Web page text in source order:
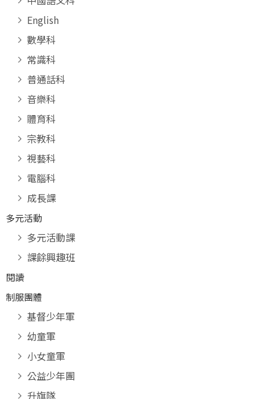
English
數學科
常識科
普通話科
音樂科
體育科
宗教科
視藝科
電腦科
成長課
多元活動
多元活動課
課餘興趣班
閱讀
制服團體
基督少年軍
幼童軍
小女童軍
公益少年團
升旗隊